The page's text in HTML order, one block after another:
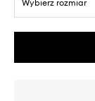
Wybierz rozmiar